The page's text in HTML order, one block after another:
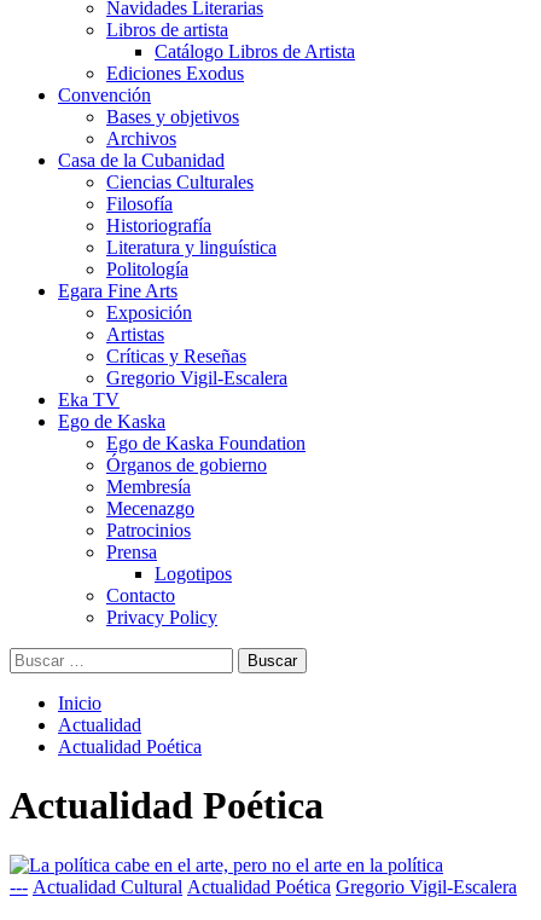
Navidades Literarias
Libros de artista
Catálogo Libros de Artista
Ediciones Exodus
Convención
Bases y objetivos
Archivos
Casa de la Cubanidad
Ciencias Culturales
Filosofía
Historiografía
Literatura y linguística
Politología
Egara Fine Arts
Exposición
Artistas
Críticas y Reseñas
Gregorio Vigil-Escalera
Eka TV
Ego de Kaska
Ego de Kaska Foundation
Órganos de gobierno
Membresía
Mecenazgo
Patrocinios
Prensa
Logotipos
Contacto
Privacy Policy
Buscar:
Inicio
Actualidad
Actualidad Poética
Actualidad Poética
--- Actualidad Cultural Actualidad Poética Gregorio Vigil-Escalera